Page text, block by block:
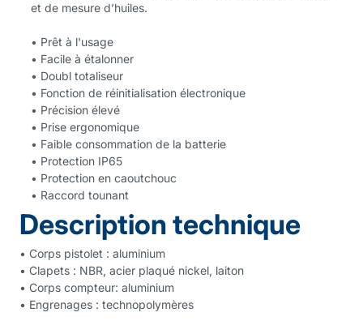
et de mesure d’huiles.
• Prêt à l'usage
• Facile à étalonner
• Doubl totaliseur
• Fonction de réinitialisation électronique
• Précision élevé
• Prise ergonomique
• Faible consommation de la batterie
• Protection IP65
• Protection en caoutchouc
• Raccord tounant
Description technique
• Corps pistolet : aluminium
• Clapets : NBR, acier plaqué nickel, laiton
• Corps compteur: aluminium
• Engrenages : technopolymères